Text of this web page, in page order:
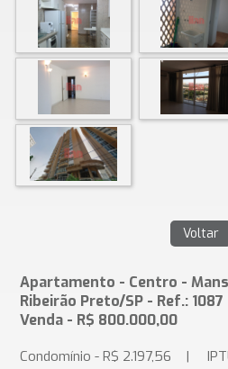
Apartamento - Centro -
Ribeirão Preto/SP - Ref.: 1087
Venda - R$ 800.000,00
Condomínio - R$ 2.197,56 |